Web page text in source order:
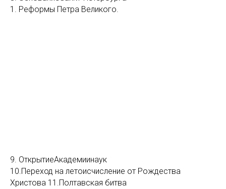
1. Реформы Петра Великого.
9. ОткрытиеАкадемиинаук
10.Переход на летоисчисление от Рождества
Христова 11.Полтавская битва